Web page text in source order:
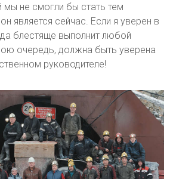
мы не смогли бы стать тем
является сейчас. Если я уверен в
блестяще выполнит любой
очередь, должна быть уверена
руководителе!